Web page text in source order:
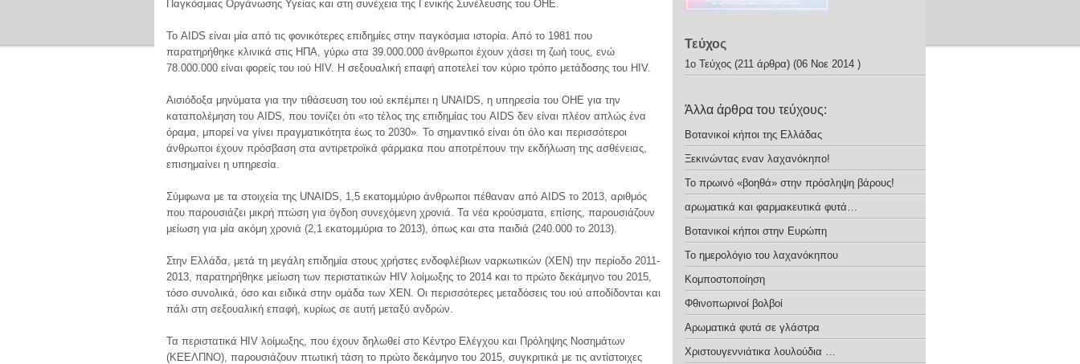
Παγκόσμιας Οργάνωσης Υγείας και στη συνέχεια της Γενικής Συνέλευσης του ΟΗΕ.
Το AIDS είναι μία από τις φονικότερες επιδημίες στην παγκόσμια ιστορία. Από το 1981 που
παρατηρήθηκε κλινικά στις ΗΠΑ, γύρω στα 39.000.000 άνθρωποι έχουν χάσει τη ζωή τους, ενώ
78.000.000 είναι φορείς του ιού HIV. Η σεξουαλική επαφή αποτελεί τον κύριο τρόπο μετάδοσης του HIV.
Αισιόδοξα μηνύματα για την τιθάσευση του ιού εκπέμπει η UNAIDS, η υπηρεσία του ΟΗΕ για την
καταπολέμηση του AIDS, που τονίζει ότι «το τέλος της επιδημίας του AIDS δεν είναι πλέον απλώς ένα
όραμα, μπορεί να γίνει πραγματικότητα έως το 2030». Το σημαντικό είναι ότι όλο και περισσότεροι
άνθρωποι έχουν πρόσβαση στα αντιρετροϊκά φάρμακα που αποτρέπουν την εκδήλωση της ασθένειας,
επισημαίνει η υπηρεσία.
Σύμφωνα με τα στοιχεία της UNAIDS, 1,5 εκατομμύριο άνθρωποι πέθαναν από AIDS το 2013, αριθμός
που παρουσιάζει μικρή πτώση για όγδοη συνεχόμενη χρονιά. Τα νέα κρούσματα, επίσης, παρουσιάζουν
μείωση για μία ακόμη χρονιά (2,1 εκατομμύρια το 2013), όπως και στα παιδιά (240.000 το 2013).
Στην Ελλάδα, μετά τη μεγάλη επιδημία στους χρήστες ενδοφλέβιων ναρκωτικών (ΧΕΝ) την περίοδο 2011-
2013, παρατηρήθηκε μείωση των περιστατικών HIV λοίμωξης το 2014 και το πρώτο δεκάμηνο του 2015,
τόσο συνολικά, όσο και ειδικά στην ομάδα των XEN. Οι περισσότερες μεταδόσεις του ιού αποδίδονται και
πάλι στη σεξουαλική επαφή, κυρίως σε αυτή μεταξύ ανδρών.
Τα περιστατικά HIV λοίμωξης, που έχουν δηλωθεί στο Κέντρο Ελέγχου και Πρόληψης Νοσημάτων
(ΚΕΕΛΠΝΟ), παρουσιάζουν πτωτική τάση το πρώτο δεκάμηνο του 2015, συγκριτικά με τις αντίστοιχες
Τεύχος
1ο Τεύχος (211 άρθρα) (06 Νοε 2014 )
Άλλα άρθρα του τεύχους:
Βοτανικοί κήποι της Ελλάδας
Ξεκινώντας εναν λαχανόκηπο!
Το πρωινό «βοηθά» στην πρόσληψη βάρους!
αρωματικά και φαρμακευτικά φυτά…
Βοτανικοί κήποι στην Ευρώπη
Το ημερολόγιο του λαχανόκηπου
Κομποστοποίηση
Φθινοπωρινοί βολβοί
Αρωματικά φυτά σε γλάστρα
Χριστουγεννιάτικα λουλούδια …